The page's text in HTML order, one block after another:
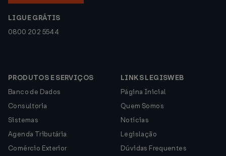
LIGUE GRÁTIS
0800 202 5544
PRODUTOS E SERVIÇOS
Banco de Dados
Consultoria
Sistemas
Agenda Tributária
Comércio Exterior
LINKS LEGISWEB
Página Inicial
Quem Somos
Notícias
Legislação
Dúvidas Frequentes